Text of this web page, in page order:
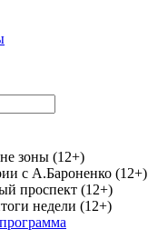
зоны (12+)
с А.Бароненко (12+)
проспект (12+)
недели (12+)